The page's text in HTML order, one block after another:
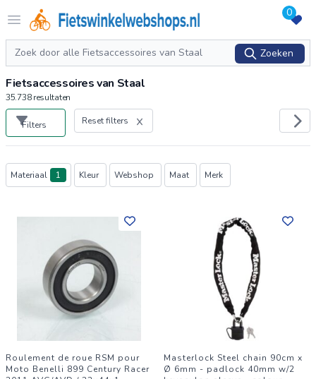
Open menu
Logo Fietswinkelwebshops.nl 0
Zoeken
Zoeken
Fietsaccessoires van Staal
35.738resultaten
Filters Reset filters
Producten
Materiaal 1 Kleur Webshop Maat Merk
Roulement de roue RSM pour
Moto Benelli 899 Century Racer
Masterlock Steel chain 90cm x
Ø 6mm - padlock 40mm w/2